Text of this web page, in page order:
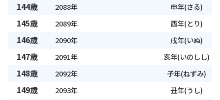
144歳 2088年 申年(さる)
145歳 2089年 酉年(とり)
146歳 2090年 戌年(いぬ)
147歳 2091年 亥年(いのしし)
148歳 2092年 子年(ねずみ)
149歳 2093年 丑年(うし)